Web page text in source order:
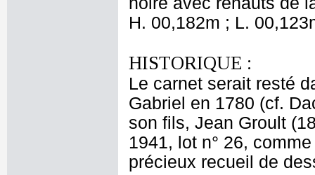
H. 00,182m ; L.
HISTORIQUE :
Le carnet serait resté
Gabriel en 1780 (cf.
son fils, Jean Groult
1941, lot n° 26,
précieux recueil de